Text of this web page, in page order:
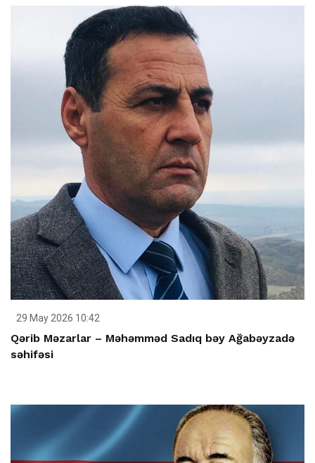
29 May 2026 10:42
Qərib Məzarlar – Məhəmməd Sadıq bəy Ağabəyzadə
səhifəsi